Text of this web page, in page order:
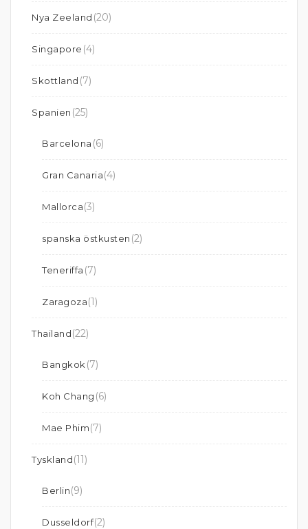
Nya Zeeland (20)
Singapore (4)
Skottland (7)
Spanien (25)
Barcelona (6)
Gran Canaria(4)
Mallorca(3)
spanska östkusten (2)
Teneriffa (7)
Zaragoza(1)
Thailand(22)
Bangkok (7)
Koh Chang (6)
Mae Phim(7)
Tyskland(11)
Berlin(9)
Dusseldorf(2)